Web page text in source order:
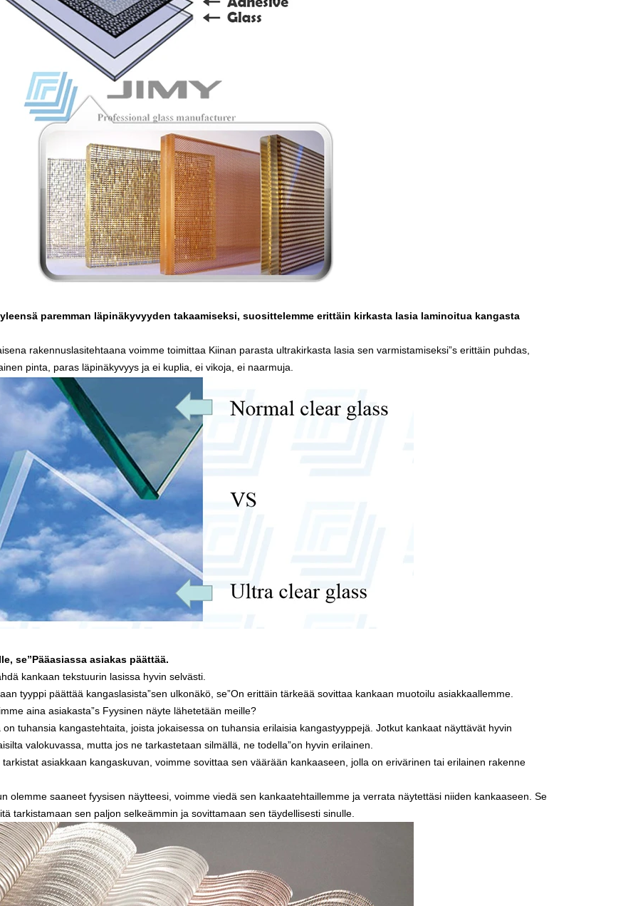
paremman läpinäkyvyyden takaamiseksi, suosittelemme erittäin kirkasta lasia laminoitua kangasta
rakennuslasitehtaana voimme toimittaa Kiinan parasta ultrakirkasta lasia sen varmistamiseksi”s erittäin puhdas,
pinta, paras läpinäkyvyys ja ei kuplia, ei vikoja, ei naarmuja.
se”Pääasiassa asiakas päättää.
kankaan tekstuurin lasissa hyvin selvästi.
tyyppi päättää kangaslasista”sen ulkonäkö, se”On erittäin tärkeää sovittaa kankaan muotoilu asiakkaallemme.
aina asiakasta”s Fyysinen näyte lähetetään meille?
on tuhansia kangastehtaita, joista jokaisessa on tuhansia erilaisia ​​kangastyyppejä. Jotkut kankaat näyttävät hyvin
valokuvassa, mutta jos ne tarkastetaan silmällä, ne todella”on hyvin erilainen.
tarkistat asiakkaan kangaskuvan, voimme sovittaa sen väärään kankaaseen, jolla on erivärinen tai erilainen rakenne
olemme saaneet fyysisen näytteesi, voimme viedä sen kankaatehtaillemme ja verrata näytettäsi niiden kankaaseen. Se
tarkistamaan sen paljon selkeämmin ja sovittamaan sen täydellisesti sinulle.